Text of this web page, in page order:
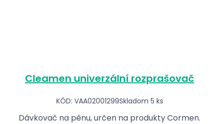
Cleamen univerzální rozprašovač
KÓD: VAA02001299Skladom 5 ks
Dávkovač na pěnu, určen na produkty Cormen.